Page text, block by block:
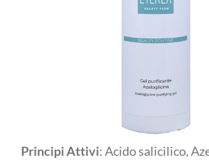
Principi Attivi: Acido salicilico,